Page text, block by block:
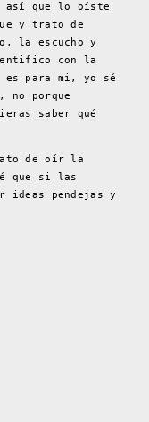
así que lo oíste
y trato de
la escucho y
con la
para mi, yo sé
no porque
saber qué
de oír la
que si las
ideas pendejas y